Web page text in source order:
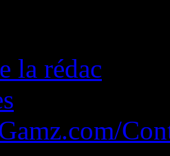
la rédac